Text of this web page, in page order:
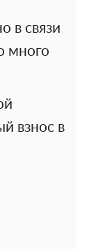
в связи
много
взнос в